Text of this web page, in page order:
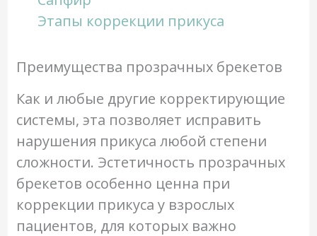
Этапы коррекции прикуса
Преимущества прозрачных брекетов
Как и любые другие корректирующие
системы, эта позволяет исправить
нарушения прикуса любой степени
сложности. Эстетичность прозрачных
брекетов особенно ценна при
коррекции прикуса у взрослых
пациентов, для которых важно